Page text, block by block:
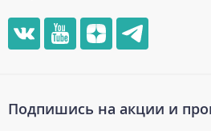
Подпишись на акции и